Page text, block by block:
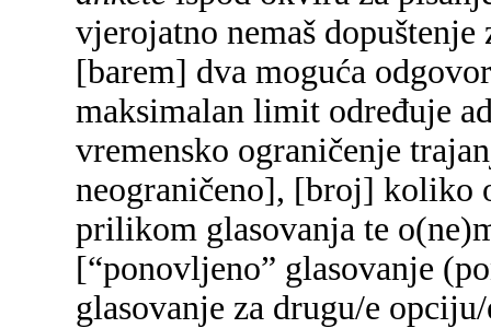
vjerojatno nemaš
[barem] dva moguća
maksimalan limit određuje
vremensko ograničenje
neograničeno], [broj] koliko
prilikom glasovanja te
[“ponovljeno” glasovanje
glasovanje za drugu/e